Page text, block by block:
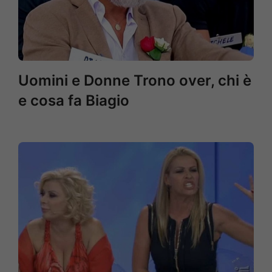
Uomini e Donne Trono over, chi è
e cosa fa Biagio